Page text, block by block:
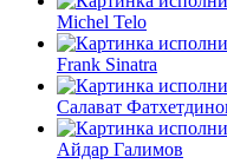
Michel Telo
Frank Sinatra
Салават
Айдар Галимов